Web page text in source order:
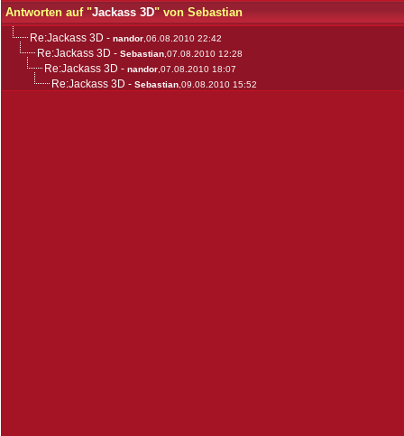
Antworten auf "Jackass 3D" von Sebastian
Re:Jackass 3D - nandor ,06.08.2010 22:42
Re:Jackass 3D - Sebastian ,07.08.2010 12:28
Re:Jackass 3D - nandor ,07.08.2010 18:07
Re:Jackass 3D - Sebastian ,09.08.2010 15:52